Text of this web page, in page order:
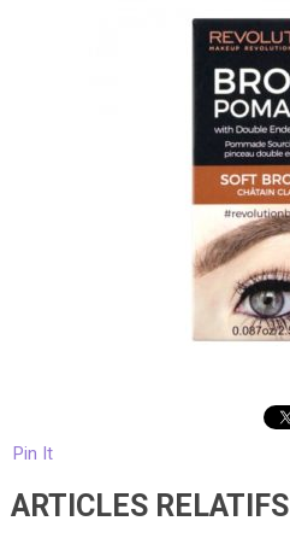
Pin It
ARTICLES RELATIFS